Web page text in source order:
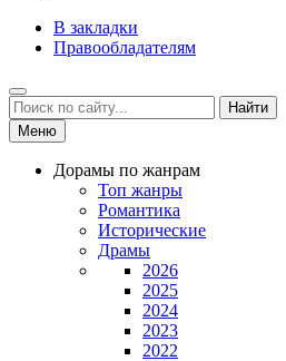
В закладки
Правообладателям
Найти
Меню
Дорамы по жанрам
Топ жанры
Романтика
Исторические
Драмы
2026
2025
2024
2023
2022